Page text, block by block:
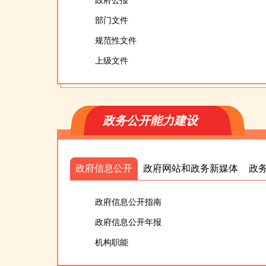
部门文件
规范性文件
上级文件
政务公开能力建设
政府信息公开 政府网站和政务新媒体 政
政府信息公开指南
政府信息公开年报
机构职能